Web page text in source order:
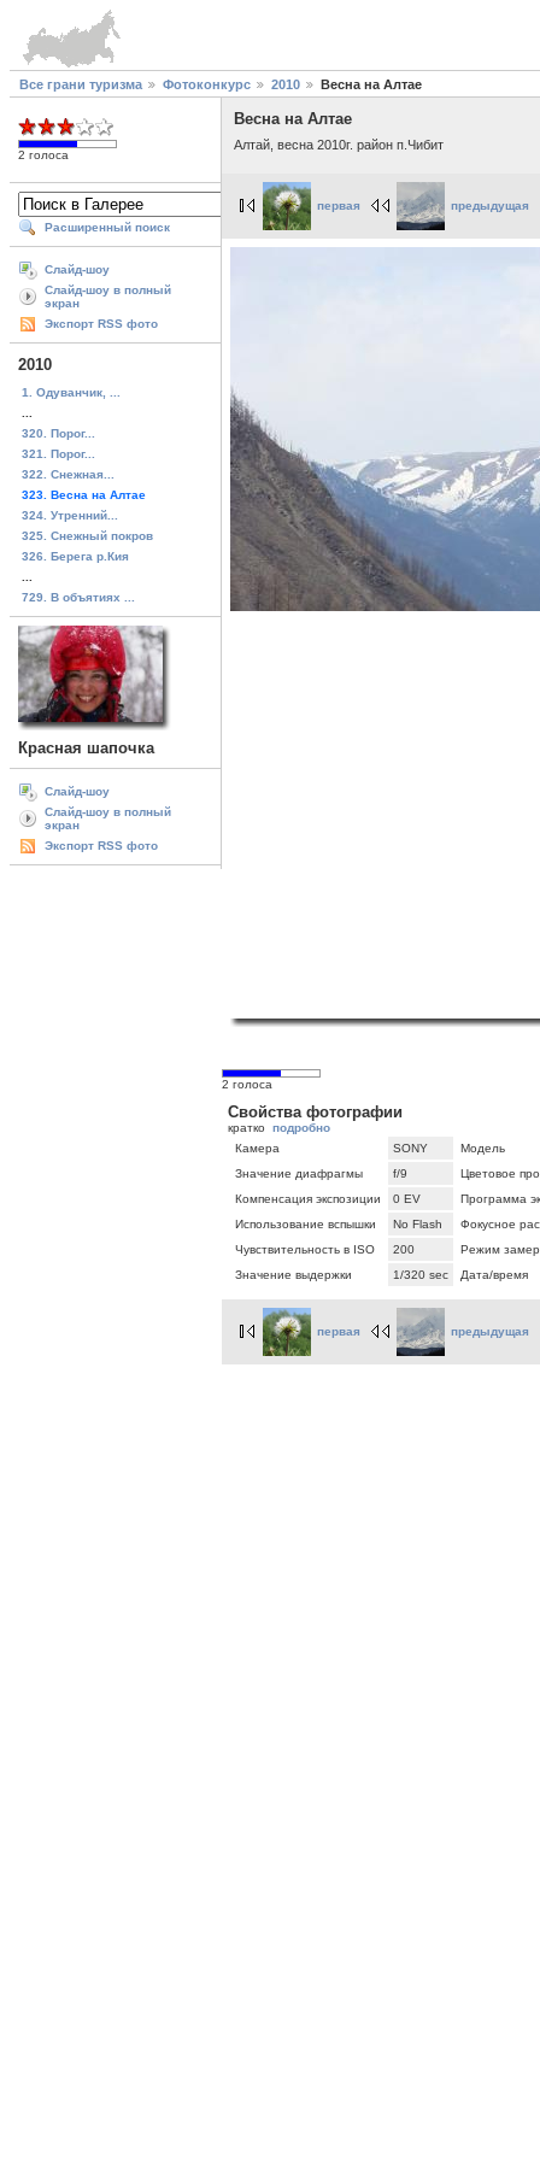
Все грани туризма Фотоконкурс 2010 Весна на Алтае
2 голоса
Расширенный поиск
Слайд-шоу
Слайд-шоу в полный
экран
Экспорт RSS фото
2010
1. Одуванчик, ...
320. Порог...
321. Порог...
322. Снежная...
323. Весна на Алтае
324. Утренний...
325. Снежный покров
326. Берега р.Кия
729. В объятиях ...
Красная шапочка
Слайд-шоу
Слайд-шоу в полный
экран
Экспорт RSS фото
Весна на Алтае
Алтай, весна 2010г. район п.Чибит
первая предыдущая
2 голоса
Свойства фотографии
кратко подробно
Камера
SONY
Модель
Значение диафрагмы
f/9
Цветовое
Компенсация экспозиции
0 EV
Программа
Использование вспышки
No Flash
Фокусное
Чувствительность в ISO
200
Режим
Значение выдержки
1/320 sec Дата/время
первая предыдущая